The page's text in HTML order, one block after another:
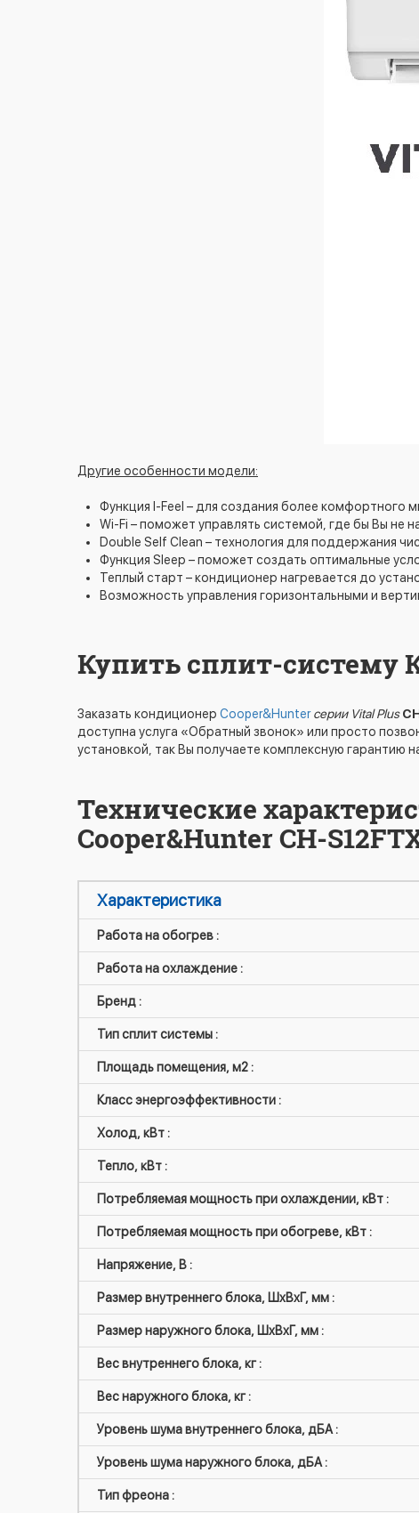
Другие особенности модели:
Функция I-Feel – для создания более комфортного
Wi-Fi – поможет управлять системой, где бы Вы не
Double Self Clean – технология для поддержания
Функция Slеер – поможет создать оптимальные
Теплый старт – кондиционер нагревается до
Возможность управления горизонтальными и
Купить сплит-систему
Заказать кондиционер Cooper&Hunter серии Vital Plus
доступна услуга «Обратный звонок» или просто
установкой, так Вы получаете комплексную
Технические
Cooper&Hunter CH-
Характеристика
Работа на обогрев :
Работа на охлаждение :
Бренд :
Тип сплит системы :
Площадь помещения, м2 :
Класс энергоэффективности :
Холод, кВт :
Тепло, кВт :
Потребляемая мощность при охлаждении, кВт :
Потребляемая мощность при обогреве, кВт :
Напряжение, В :
Размер внутреннего блока, ШxВxГ, мм :
Размер наружного блока, ШxВxГ, мм :
Вес внутреннего блока, кг :
Вес наружного блока, кг :
Уровень шума внутреннего блока, дБА :
Уровень шума наружного блока, дБА :
Тип фреона :